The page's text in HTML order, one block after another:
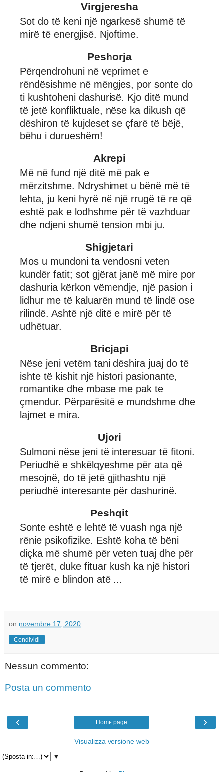
Virgjeresha
Sot do të keni një ngarkesë shumë të
mirë të energjisë. Njoftime.
Peshorja
Përqendrohuni në veprimet e
rëndësishme në mëngjes, por sonte do
ti kushtoheni dashurisë. Kjo ditë mund
të jetë konfliktuale, nëse ka dikush që
dëshiron të kujdeset se çfarë të bëjë,
bëhu i durueshëm!
Akrepi
Më në fund një ditë më pak e
mërzitshme. Ndryshimet u bënë më të
lehta, ju keni hyrë në një rrugë të re që
eshtë pak e lodhshme për të vazhduar
dhe ndjeni shumë tension mbi ju.
Shigjetari
Mos u mundoni ta vendosni veten
kundër fatit; sot gjërat janë më mire por
dashuria kërkon vëmendje, një pasion i
lidhur me të kaluarën mund të lindë ose
rilindë. Ashtë një ditë e mirë për të
udhëtuar.
Bricjapi
Nëse jeni vetëm tani dëshira juaj do të
ishte të kishit një histori pasionante,
romantike dhe mbase me pak të
çmendur. Përparësitë e mundshme dhe
lajmet e mira.
Ujori
Sulmoni nëse jeni të interesuar të fitoni.
Periudhë e shkëlqyeshme për ata që
mesojnë, do të jetë gjithashtu një
periudhë interesante për dashurinë.
Peshqit
Sonte eshtë e lehtë të vuash nga një
rënie psikofizike. Eshtë koha të bëni
diçka më shumë për veten tuaj dhe për
të tjerët, duke fituar kush ka një histori
të mirë e blindon atë ...
on novembre 17, 2020
Condividi
Nessun commento:
Posta un commento
‹ ›
Home page
Visualizza versione web
▼